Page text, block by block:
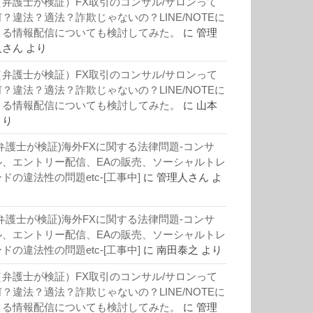
？違法？適法？詐欺じゃないの？LINE/NOTEに
情報配信についても検討してみた。
に 管理
さん より
弁護士が検証）FX取引のコンサル/サロンって
？違法？適法？詐欺じゃないの？LINE/NOTEに
情報配信についても検討してみた。
に 山本
護士が検証)海外FXに関する法律問題-コンサ
、エントリー配信、EAの販売、ソーシャルトレ
ドの違法性の問題etc-[工事中] に 管理人さん よ
護士が検証)海外FXに関する法律問題-コンサ
、エントリー配信、EAの販売、ソーシャルトレ
ドの違法性の問題etc-[工事中] に 南田泰之 より
弁護士が検証）FX取引のコンサル/サロンって
？違法？適法？詐欺じゃないの？LINE/NOTEに
情報配信についても検討してみた。
に 管理